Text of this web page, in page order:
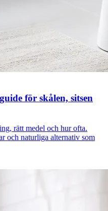
för skålen, sitsen
rätt medel och hur ofta.
och naturliga alternativ som